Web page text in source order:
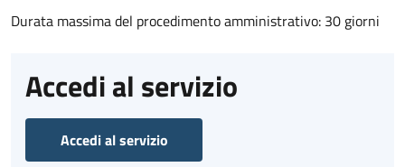
Durata massima del procedimento amministrativo: 30 giorni
Accedi al servizio
Accedi al servizio